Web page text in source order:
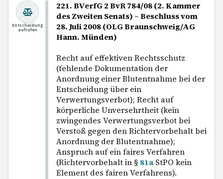
221. BVerfG 2 BvR 784/08 (2. Kammer
des Zweiten Senats) – Beschluss vom
28. Juli 2008 (OLG Braunschweig/AG
Hann. Münden)
Recht auf effektiven Rechtsschutz
(fehlende Dokumentation der
Anordnung einer Blutentnahme bei der
Entscheidung über ein
Verwertungsverbot); Recht auf
körperliche Unversehrtheit (kein
zwingendes Verwertungsverbot bei
Verstoß gegen den Richtervorbehalt bei
Anordnung der Blutentnahme);
Anspruch auf ein faires Verfahren
(Richtervorbehalt in § 81a StPO kein
Element des fairen Verfahrens).
Entscheidung
aufrufen